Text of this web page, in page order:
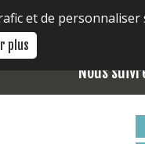
et de personnaliser
plus
Nous